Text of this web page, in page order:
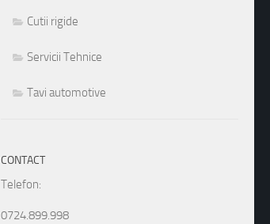
Cutii rigide
Servicii Tehnice
Tavi automotive
CONTACT
Telefon:
0724.899.998